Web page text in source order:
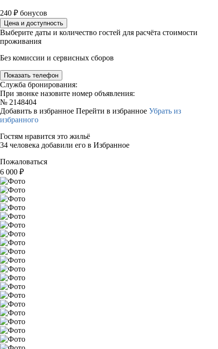
240 ₽ бонусов
Цена и доступность
Выберите даты и количество гостей для расчёта стоимости
проживания
Без комиссии и сервисных сборов
Показать телефон
Служба бронирования:
При звонке назовите номер объявления:
№ 2148404
Добавить в избранное Перейти в избранное Убрать из
избранного
Гостям нравится это жильё
34 человека добавили его в Избранное
Пожаловаться
6 000 ₽